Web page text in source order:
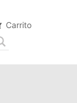
Carrito